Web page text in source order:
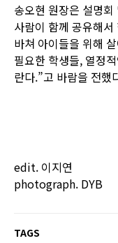
송오현 원장은 설명
사람이 함께 공유해
바쳐 아이들을 위해
필요한 학생들, 열정
란다.”고 바람을 전했
edit. 이지연
photograph. DYB
TAGS